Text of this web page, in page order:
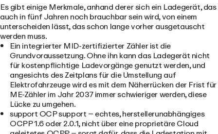
Es gibt einige Merkmale, anhand derer sich ein Ladegerät, das
auch in fünf Jahren noch brauchbar sein wird, von einem
unterscheiden lässt, das schon lange vorher ausgetauscht
werden muss.
Ein integrierter MID-zertifizierter Zählerist die
Grundvoraussetzung. Ohne ihn kann das Ladegerät nicht
für kostenpflichtige Ladevorgänge genutzt werden, und
angesichts des Zeitplans für die Umstellung auf
Elektrofahrzeuge wird es mit dem Näherrücken der Frist für
ME-Zähler im Jahr 2037 immer schwieriger werden, diese
Lücke zu umgehen.
support OCP support– echtes, herstellerunabhängiges
OCPP 1.6 oder 2.0.1, nicht über eine proprietäre Cloud